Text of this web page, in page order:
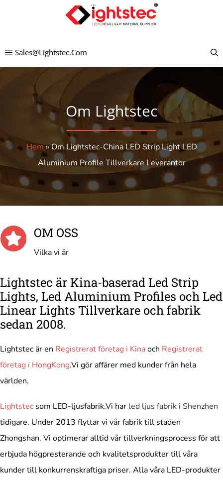
Sales@lightstec.com
Om Lightstec
Hem » Om Lightstec-China LED Strip Light LED
Aluminium Profile Tillverkare Leverantör
OM OSS
Vilka vi är
Lightstec är Kina-baserad Led Strip
Lights, Led Aluminium Profiles och Led
Linear Lights Tillverkare och fabrik
sedan 2008.
Lightstec är en Registrerat företag i Kinaoch Registrerat
företag i HongKong.Vi gör affärer med kunder från hela
världen.
Lightstec som LED-ljusfabrik.Vi har led ljus fabrik i Shenzhen
tidigare. Under 2013 flyttar vi vår fabrik till staden
Zhongshan. Vi optimerar alltid vår tillverkningsprocess för att
erbjuda högpresterande och kvalitetsprodukter till våra
kunder till konkurrenskraftiga priser. Alla våra LED-produkter